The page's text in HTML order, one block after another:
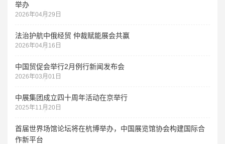
举办
2026年04月29日
法治护航中俄经贸 仲裁赋能展会共赢
2026年04月16日
中国贸促会举行2月例行新闻发布会
2026年03月01日
中展集团成立四十周年活动在京举行
2025年11月20日
首届世界场馆论坛将在杭博举办，中国展览馆协会构建国际合
作新平台